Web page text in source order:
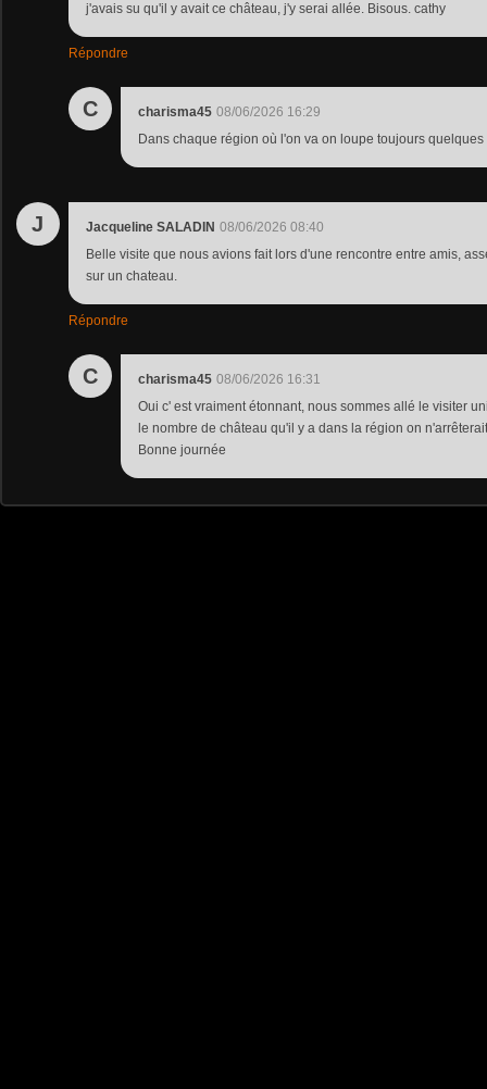
j'avais su qu'il y avait ce château, j'y serai allée. Bisous. cathy
Répondre
C charisma45 08/06/2026 16:29
Dans chaque région où l'on va on loupe toujours
J Jacqueline SALADIN 08/06/2026 08:40
Belle visite que nous avions fait lors d'une rencontre entre amis,
sur un chateau.
Répondre
C charisma45 08/06/2026 16:31
Oui c' est vraiment étonnant, nous sommes allé le visiter
le nombre de château qu'il y a dans la région on
Bonne journée